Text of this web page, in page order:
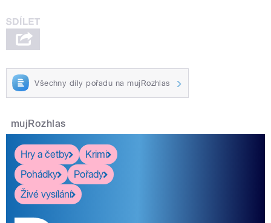
Všechny díly pořadu na mujRozhlas
mujRozhlas
Hry a četby
Krimi
Pohádky
Pořady
Živé vysílání